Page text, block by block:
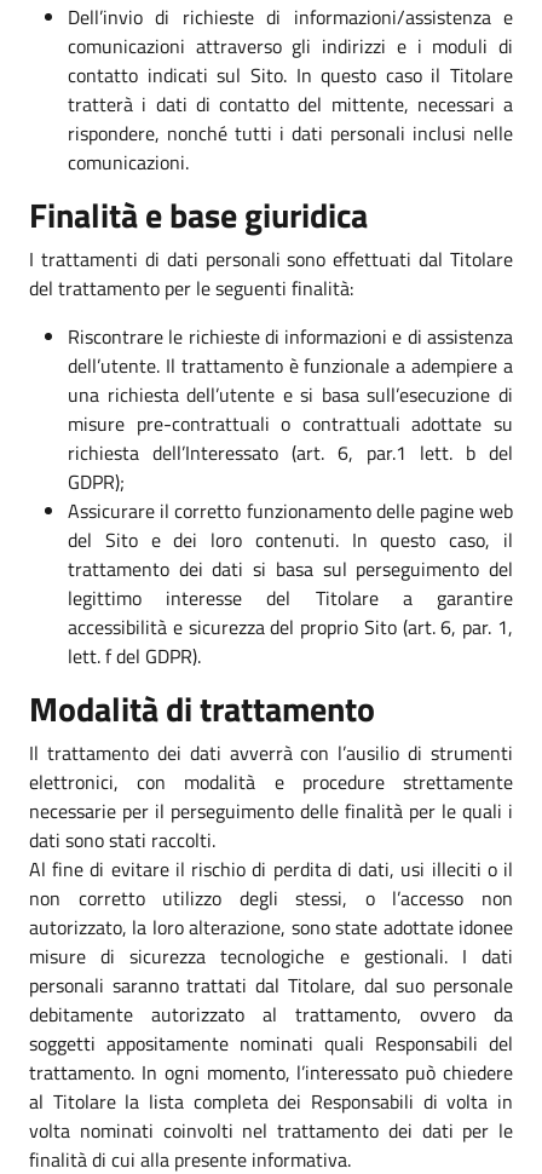
Dell’invio di richieste di informazioni/assistenza e
comunicazioni attraverso gli indirizzi e i moduli di
contatto indicati sul Sito. In questo caso il Titolare
tratterà i dati di contatto del mittente, necessari a
rispondere, nonché tutti i dati personali inclusi nelle
comunicazioni.
Finalità e base giuridica
I trattamenti di dati personali sono effettuati dal Titolare
del trattamento per le seguenti finalità:
Riscontrare le richieste di informazioni e di assistenza
dell’utente. Il trattamento è funzionale a adempiere a
una richiesta dell’utente e si basa sull’esecuzione di
misure pre-contrattuali o contrattuali adottate su
richiesta dell’Interessato (art. 6, par.1 lett. b del
GDPR);
Assicurare il corretto funzionamento delle pagine web
del Sito e dei loro contenuti. In questo caso, il
trattamento dei dati si basa sul perseguimento del
legittimo interesse del Titolare a garantire
accessibilità e sicurezza del proprio Sito (art. 6, par. 1,
lett. f del GDPR).
Modalità di trattamento
Il trattamento dei dati avverrà con l’ausilio di strumenti
elettronici, con modalità e procedure strettamente
necessarie per il perseguimento delle finalità per le quali i
dati sono stati raccolti.
Al fine di evitare il rischio di perdita di dati, usi illeciti o il
non corretto utilizzo degli stessi, o l’accesso non
autorizzato, la loro alterazione, sono state adottate idonee
misure di sicurezza tecnologiche e gestionali. I dati
personali saranno trattati dal Titolare, dal suo personale
debitamente autorizzato al trattamento, ovvero da
soggetti appositamente nominati quali Responsabili del
trattamento. In ogni momento, l’interessato può chiedere
al Titolare la lista completa dei Responsabili di volta in
volta nominati coinvolti nel trattamento dei dati per le
finalità di cui alla presente informativa.